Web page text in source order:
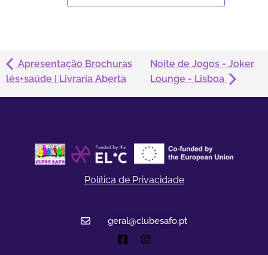
Apresentação Brochuras
lés+saúde | Livraria Aberta
Noite de Jogos - Joker
Lounge - Lisboa
Política de Privacidade
geral@clubesafo.pt